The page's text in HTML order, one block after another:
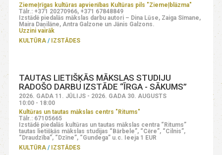
Ziemeļrīgas kultūras apvienības Kultūras pils "Ziemeļblāzma"
Tālr.: +371 20270966, +371 67848849
Izstādē piedalās mākslas darbu autori – Dina Lūse, Zaiga Sīmane,
Maira Daņilāne, Antra Galzone un Jānis Galzons.
Uzzini vairāk
KULTŪRA
IZSTĀDES
TAUTAS LIETIŠĶĀS MĀKSLAS STUDIJU
RADOŠO DARBU IZSTĀDE “ĪRGA - SĀKUMS”
2026. GADA 11. JŪLIJS - 2026. GADA 30. AUGUSTS
10:00 - 18:00
Kultūras un tautas mākslas centrs "Ritums"
Tālr.: 67105665
Izstādē piedalās kultūras un tautas mākslas centra “Ritums”
tautas lietišķās mākslas studijas “Bārbele”, “Cēre”, “Cilnis”,
“Draudzība”, “Dzīne”, “Gundega” u.c. Ieeja 1 EUR
KULTŪRA
IZSTĀDES